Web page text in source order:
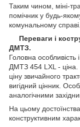
Таким чином, міні-
помічник у будь-
комунальному справі.
Переваги і
ДМТЗ.
Головна особливість
ДМТЗ 454 LXL - ціна.
ціну звичайного
вигідний цінник.
аналогічними
На цьому
конструктивним